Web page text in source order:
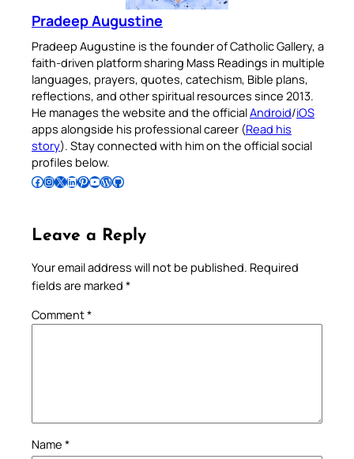
Pradeep Augustine
Pradeep Augustine is the founder of Catholic Gallery, a
faith-driven platform sharing Mass Readings in multiple
languages, prayers, quotes, catechism, Bible plans,
reflections, and other spiritual resources since 2013.
He manages the website and the officialAndroid/iOS
apps alongside his professional career (Read his
story). Stay connected with him on the official social
profiles below.
Follow Pradeep on Facebook Follow Pradeep on InstagramFollow Pradeep on X Follow Pradeep on LinkedIn Follow Pradeep on Pinterest Subscribe to Pradeep’s Youtube Channel Follow Pradeep on WordPress Follow Pradeep on GitHub
Leave a Reply
Your email address will not be published. Required
fields are marked *
Comment*
Name *